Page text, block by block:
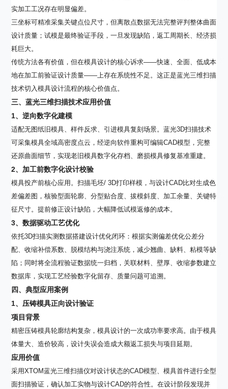
实加工工况存在明显偏差。
三坐标可精准采集关键点位尺寸，但离散点数据无法完整评判整体曲面
设计质量；试模是最终验证手段，一旦发现缺陷，返工周期长、经济损
耗巨大。
传统方法各有价值，但在模具设计的核心诉求——快速、全面、低成本
地在加工前验证设计质量——上存在系统性不足。这正是蓝光三维扫描
技术切入模具设计流程的核心价值点。
三、蓝光三维扫描技术应用价值
1、逆向数字化建模
适配无图纸旧模具、样件反求、引进模具复刻场景。蓝光3D扫描技术
可采集模具全域高密度点云，经逆向软件重构可编辑CAD模型，完整
还原曲面细节，实现老旧模具数字化存档、磨损模具修复基准重建。
2、加工前数字化设计校验
模具投产前核心应用。扫描毛坯/ 3D打印样模，与设计CAD比对生成色
差偏差图，核验型面轮廓、分型贴合度、拔模斜度、加工余量、关键特
征尺寸。提前修正设计缺陷，大幅降低试模返修的成本。
3、数据驱动工艺优化
依托3D扫描实测数据搭建设计优化闭环：根据实测偏差优化公差分
配、收缩补偿系数、脱模结构与浇注系统，减少翘曲、缺料、粘模等缺
陷；同时将全流程验证数据统一归档，关联材料、壁厚、收缩参数建立
数据库，实现工艺经验数字化留存、质量问题可追溯。
四、典型应用案例
1、压铸模具正向设计验证
项目背景
精密压铸模具轮廓结构复杂，模具设计的一次成功率要求高。由于模具
体量大、造价较高，设计失误会造成大额返工损失与项目延期。
应用价值
采用XTOM蓝光三维扫描仪对设计状态的CAD模型、模具首件进行全型
面扫描验证，确认加工实物与设计CAD的符合性。在设计阶段发现并